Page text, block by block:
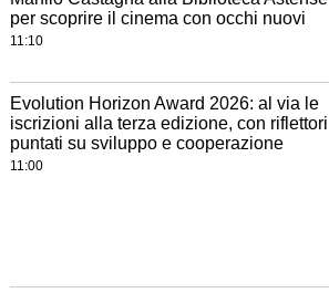
per scoprire il cinema con occhi nuovi
11:10
Evolution Horizon Award 2026: al via le
iscrizioni alla terza edizione, con riflettori
puntati su sviluppo e cooperazione
11:00